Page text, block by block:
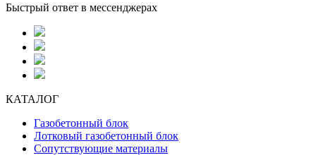
Быстрый ответ в мессенджерах
КАТАЛОГ
Газобетонный блок
Лотковый газобетонный блок
Сопутствующие материалы